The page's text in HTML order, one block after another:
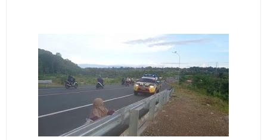
Warga Mulai Kesulitan Air Bersih Akibat Kekeringan,
12 Ribu Liter
Uniku Jadi Tuan Rumah Pendampingan Penyusunan
Dokumen SPMI
Sudahkah Kita Merdeka Dari Hawa Nafsu?
Info Sembako di Pasar Kepuh Kuningan Kamis 6